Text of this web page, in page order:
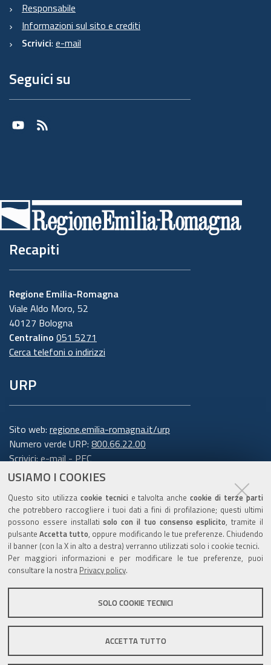
USIAMO I COOKIES
Questo sito utilizza cookie tecnici e talvolta anchecookie di terze parti
che potrebbero raccogliere i tuoi dati a fini di profilazione; questi ultimi
possono essere installatisolo con il tuo consenso esplicito, tramite il
pulsanteAccetta tutto, oppure modificando le tue preferenze. Chiudendo
il banner (con la X in alto a destra) verranno utilizzati solo i cookie tecnici.
Per maggiori informazioni e per modificare le tue preferenze, puoi
consultare la nostra Privacy policy.
SOLO COOKIE TECNICI
ACCETTA TUTTO
Responsabile
Informazioni sul sito e crediti
Scrivici: e-mail
Seguici su
Youtube
RSS
Recapiti
Regione Emilia-Romagna
Viale Aldo Moro, 52
40127 Bologna
Centralino 051 5271
Cerca telefoni o indirizzi
URP
Sito web: regione.emilia-romagna.it/urp
Numero verde URP: 800.66.22.00
Scrivici:e-mail-PEC
Trasparenza
Amministrazione trasparente
Note legali e copyright
Privacy e cookie
Gestisci i cookie
Dichiarazione di accessibilità